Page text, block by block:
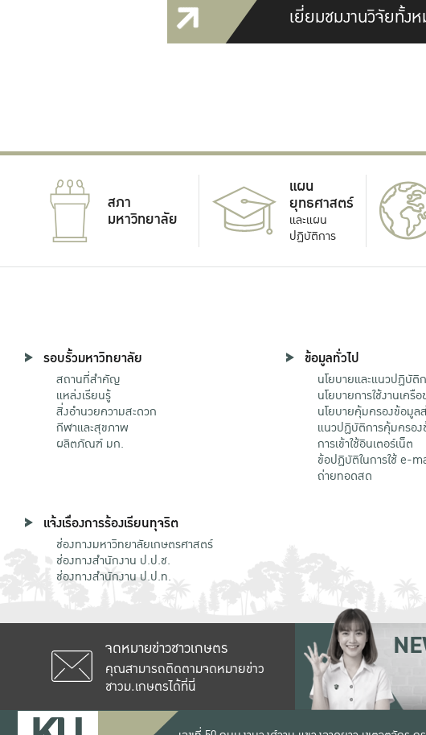
เยี่ยมชมงานวิจัยทั้ง
สภา
มหาวิทยาลัย
แผน
ยุทธศาสตร์
และแผน
ปฏิบัติการ
รอบรั้วมหาวิทยาลัย
สถานที่สำคัญ
แหล่งเรียนรู้
สิ่งอำนวยความสะดวก
กีฬาและสุขภาพ
ผลิตภัณฑ์ มก.
ข้อมูลทั่วไป
นโยบายและแนวปฏิบั
นโยบายการใช้งานเครื
นโยบายคุ้มครองข้อมู
แนวปฏิบัติการคุ้มครอ
การเข้าใช้อินเตอร์เน็ต
ข้อปฏิบัติในการใช้ e-
ถ่ายทอดสด
แจ้งเรื่องการร้องเรียนทุจริต
ช่องทางมหาวิทยาลัยเกษตรศาสตร์
ช่องทางสำนักงาน ป.ป.ช.
ช่องทางสำนักงาน ป.ป.ท.
จดหมายข่าวชาวเกษตร
คุณสามารถติดตามจดหมายข่าว
ชาวม.เกษตรได้ที่นี่